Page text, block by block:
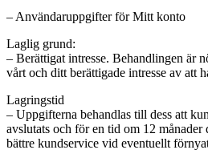
– Användaruppgifter för Mitt konto
Laglig grund:
– Berättigat intresse. Behandlingen är
vårt och ditt berättigade intresse av att
Lagringstid
– Uppgifterna behandlas till dess att
avslutats och för en tid om 12 månader
bättre kundservice vid eventuellt